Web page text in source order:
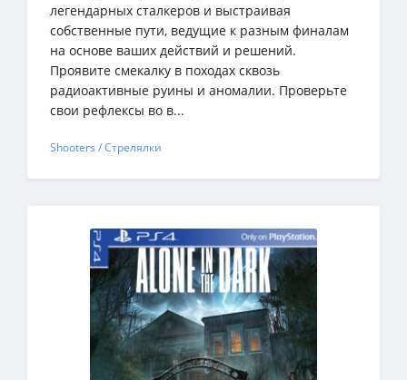
легендарных сталкеров и выстраивая
собственные пути, ведущие к разным финалам
на основе ваших действий и решений.
Проявите смекалку в походах сквозь
радиоактивные руины и аномалии. Проверьте
свои рефлексы во в...
Shooters / Стрелялки